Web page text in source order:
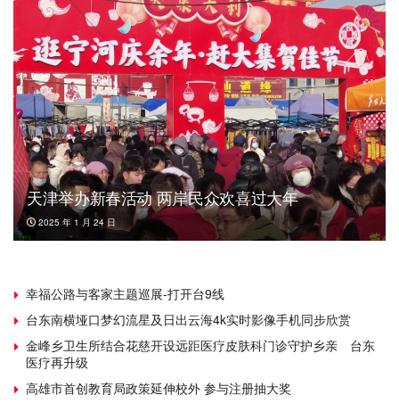
天津举办新春活动 两岸民众欢喜过大年
2025 年 1 月 24 日
幸福公路与客家主题巡展-打开台9线
台东南横垭口梦幻流星及日出云海4k实时影像手机同步欣赏
金峰乡卫生所结合花慈开设远距医疗皮肤科门诊守护乡亲 台东
医疗再升级
高雄市首创教育局政策延伸校外 参与注册抽大奖